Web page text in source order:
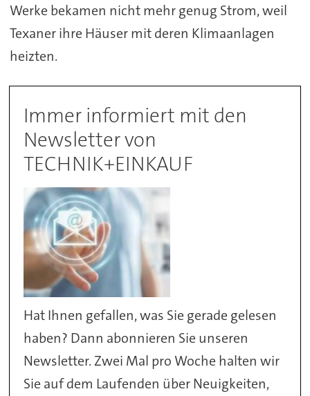
Werke bekamen nicht mehr genug Strom, weil
Texaner ihre Häuser mit deren Klimaanlagen
heizten.
Immer informiert mit den
Newsletter von
TECHNIK+EINKAUF
Hat Ihnen gefallen, was Sie gerade gelesen
haben? Dann abonnieren Sie unseren
Newsletter. Zwei Mal pro Woche halten wir
Sie auf dem Laufenden über Neuigkeiten,